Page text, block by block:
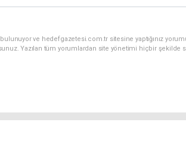
ve hedefgazetesi.com.tr sitesine yaptığınız
Yazılan tüm yorumlardan site yönetimi hiçbir şekilde